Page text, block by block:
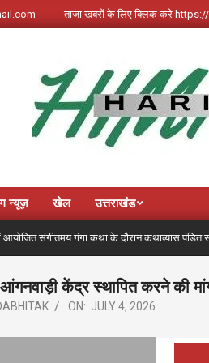
ताजा खबरों के लिए क्लिक करे
न्यूज़ खेल उत्तराखंड
गंगा कथा के दौरान कथाव्यास पंडित संजय कृष्ण
आंगनवाड़ी केंद्र स्थापित करने की
ON: JULY 4, 2026